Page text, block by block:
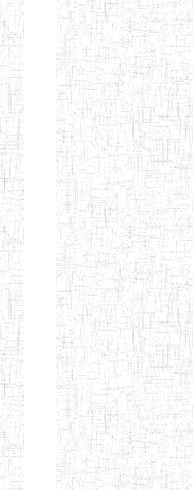
ENIET PRIVEE DE
L'OUEST
ENIET LE
NORMALIEN
CITOYEN
ENIEG PRIVEE
L'ARCHE DES
PHOTONS
ECOLE DE
FORMATION
DES
INSTITUTEURS
ST ANDRE
ENIEG PRIVEE
LAIQUE
PEKEKUE